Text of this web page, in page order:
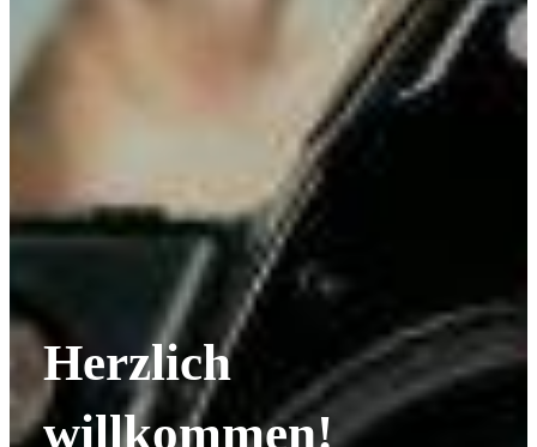
Herzlich
willkommen!